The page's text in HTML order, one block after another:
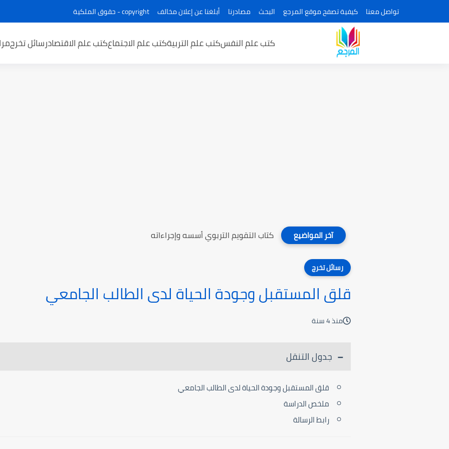
تواصل معنا كيفية تصفح موقع المرجع البحث مصادرنا أبلغنا عن إعلان مخالف copyright - حقوق الملكية
كتب علم النفسكتب علم التربيةكتب علم الاجتماعكتب علم الاقتصادرسائل تخرج
آخر المواضيع كتاب التقويم التربوي أسسه وإجراءاته
رسائل تخرج
قلق المستقبل وجودة الحياة لدى الطالب الجامعي
منذ 4 سنة
جدول التنقل
قلق المستقبل وجودة الحياة لدى الطالب الجامعي
ملخص الدراسة
رابط الرسالة